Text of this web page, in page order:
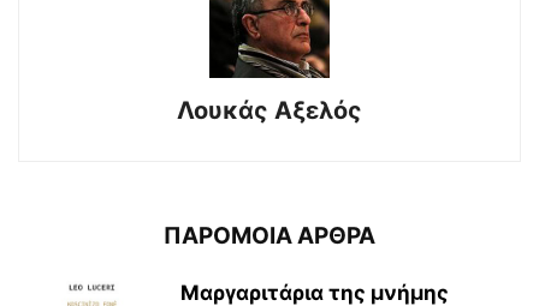
Λουκάς Αξελός
ΠΑΡΟΜΟΙΑ ΑΡΘΡΑ
Μαργαριτάρια της μνήμης